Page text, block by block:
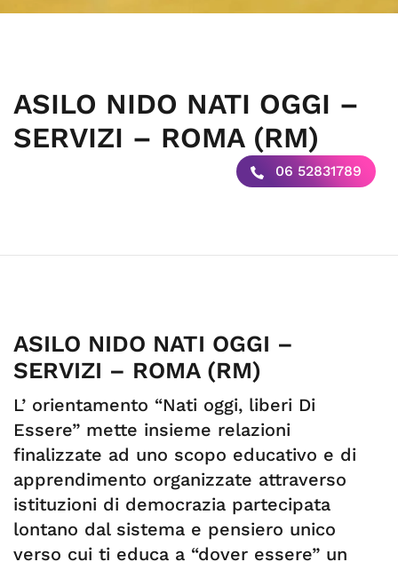
ASILO NIDO NATI OGGI –
SERVIZI – ROMA (RM)
06 52831789
ASILO NIDO NATI OGGI –
SERVIZI – ROMA (RM)
L’ orientamento “Nati oggi, liberi Di
Essere” mette insieme relazioni
finalizzate ad uno scopo educativo e di
apprendimento organizzate attraverso
istituzioni di democrazia partecipata
lontano dal sistema e pensiero unico
verso cui ti educa a “dover essere” un